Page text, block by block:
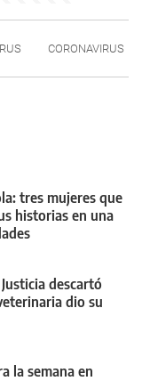
CORONAVIRUS
tres mujeres que
historias en una
descartó
dio su
la semana en